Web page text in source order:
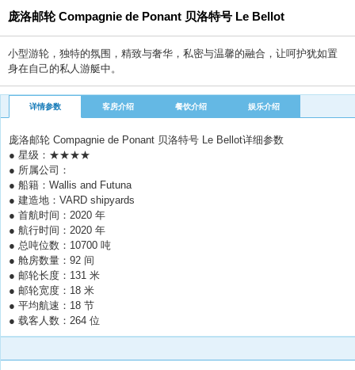
庞洛邮轮 Compagnie de Ponant 贝洛特号 Le Bellot
小型游轮，独特的氛围，精致与奢华，私密与温馨的融合，让呵护犹如置
身在自己的私人游艇中。
详情参数 客房介绍 餐饮介绍 娱乐介绍
庞洛邮轮 Compagnie de Ponant 贝洛特号 Le Bellot详细参数
● 星级：★★★★
● 所属公司：
● 船籍：Wallis and Futuna
● 建造地：VARD shipyards
● 首航时间：2020 年
● 航行时间：2020 年
● 总吨位数：10700 吨
● 舱房数量：92 间
● 邮轮长度：131 米
● 邮轮宽度：18 米
● 平均航速：18 节
● 载客人数：264 位